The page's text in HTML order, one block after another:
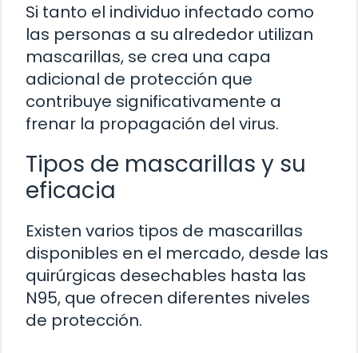
Si tanto el individuo infectado como
las personas a su alrededor utilizan
mascarillas, se crea una capa
adicional de protección que
contribuye significativamente a
frenar la propagación del virus.
Tipos de mascarillas y su
eficacia
Existen varios tipos de mascarillas
disponibles en el mercado, desde las
quirúrgicas desechables hasta las
N95, que ofrecen diferentes niveles
de protección.